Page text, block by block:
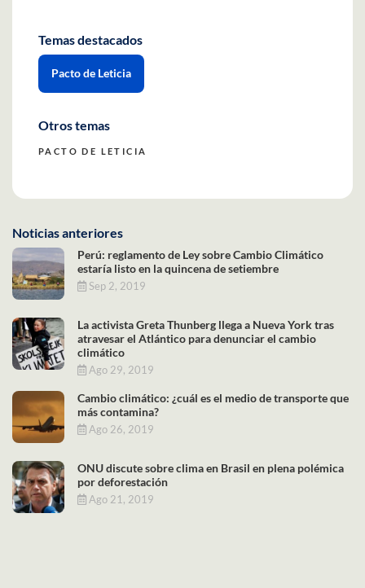
Temas destacados
Pacto de Leticia
Otros temas
PACTO DE LETICIA
Noticias anteriores
Perú: reglamento de Ley sobre Cambio Climático
estaría listo en la quincena de setiembre
Sep 2, 2019
La activista Greta Thunberg llega a Nueva York tras
atravesar el Atlántico para denunciar el cambio
climático
Ago 29, 2019
Cambio climático: ¿cuál es el medio de transporte que
más contamina?
Ago 26, 2019
ONU discute sobre clima en Brasil en plena polémica
por deforestación
Ago 21, 2019